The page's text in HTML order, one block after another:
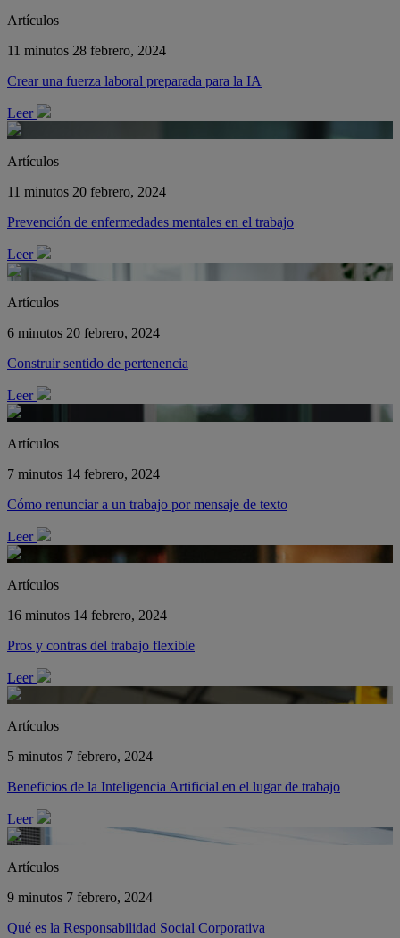
Artículos
11 minutos 28 febrero, 2024
Crear una fuerza laboral preparada para la IA
Leer
Artículos
11 minutos 20 febrero, 2024
Prevención de enfermedades mentales en el trabajo
Leer
Artículos
6 minutos 20 febrero, 2024
Construir sentido de pertenencia
Leer
Artículos
7 minutos 14 febrero, 2024
Cómo renunciar a un trabajo por mensaje de texto
Leer
Artículos
16 minutos 14 febrero, 2024
Pros y contras del trabajo flexible
Leer
Artículos
5 minutos 7 febrero, 2024
Beneficios de la Inteligencia Artificial en el lugar de trabajo
Leer
Artículos
9 minutos 7 febrero, 2024
Qué es la Responsabilidad Social Corporativa